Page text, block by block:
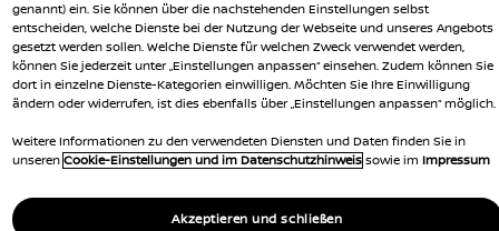
Sie Ihre bevorzugte Art der Kontaktaufnahme an,
nach Ihren Wünschen zu erleben.
Sie einfach die folgenden Felder aus und Sie
Zugang zu Ihren persönlichen Einstellungen.
ID
genannt) ein. Sie können über die nachstehenden Einstellungen selbst
entscheiden, welche Dienste bei der Nutzung der Webseite und unseres Angebots
gesetzt werden sollen. Welche Dienste für welchen Zweck verwendet werden,
können Sie jederzeit unter „Einstellungen anpassen“ einsehen. Zudem können Sie
dort in einzelne Dienste-Kategorien einwilligen. Möchten Sie Ihre Einwilligung
ändern oder widerrufen, ist dies ebenfalls über „Einstellungen anpassen“ möglich.
Weitere Informationen zu den verwendeten Diensten und Daten finden Sie in
unseren Cookie-Einstellungen und im Datenschutzhinweis sowie im Impressum
Akzeptieren und schließen